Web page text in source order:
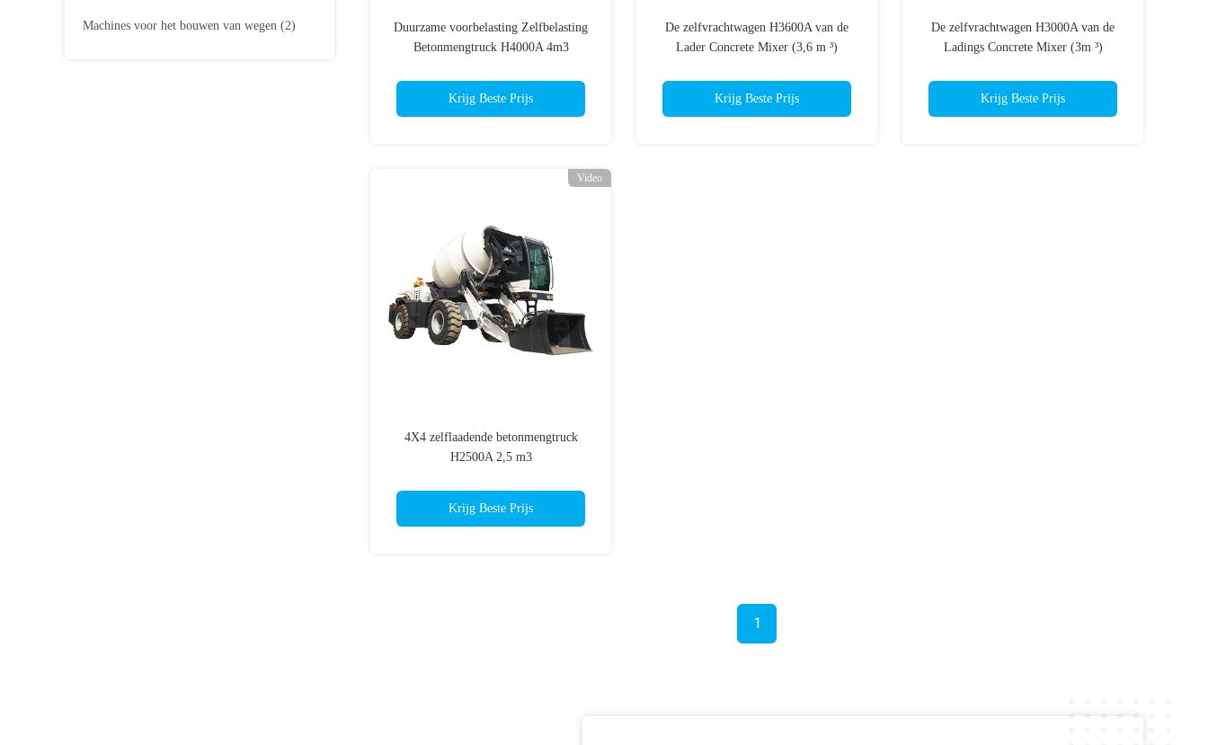
Machines voor het bouwen van wegen (2)
Duurzame voorbelasting Zelfbelasting
Betonmengtruck H4000A 4m3
Krijg Beste Prijs
De zelfvrachtwagen H3600A van de
Lader Concrete Mixer (3,6 m ³)
Krijg Beste Prijs
De zelfvrachtwagen H3000A van de
Ladings Concrete Mixer (3m ³)
Krijg Beste Prijs
Video
4X4 zelflaadende betonmengtruck
H2500A 2,5 m3
Krijg Beste Prijs
1